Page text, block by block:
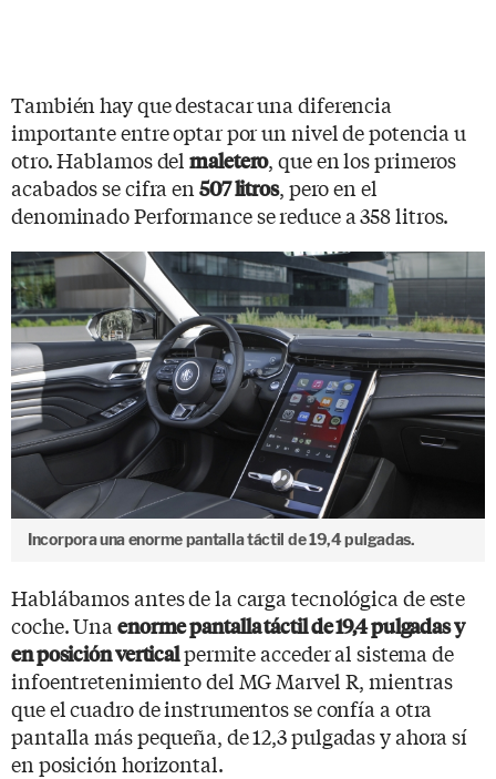
También hay que destacar una diferencia
importante entre optar por un nivel de potencia u
otro. Hablamos delmaletero, que en los primeros
acabados se cifra en 507 litros, pero en el
denominado Performance se reduce a 358 litros.
Incorpora una enorme pantalla táctil de 19,4 pulgadas.
Hablábamos antes de la carga tecnológica de este
coche. Una enorme pantalla táctil de 19,4 pulgadas y
en posición verticalpermite acceder al sistema de
infoentretenimiento del MG Marvel R, mientras
que el cuadro de instrumentos se confía a otra
pantalla más pequeña, de 12,3 pulgadas y ahora sí
en posición horizontal.